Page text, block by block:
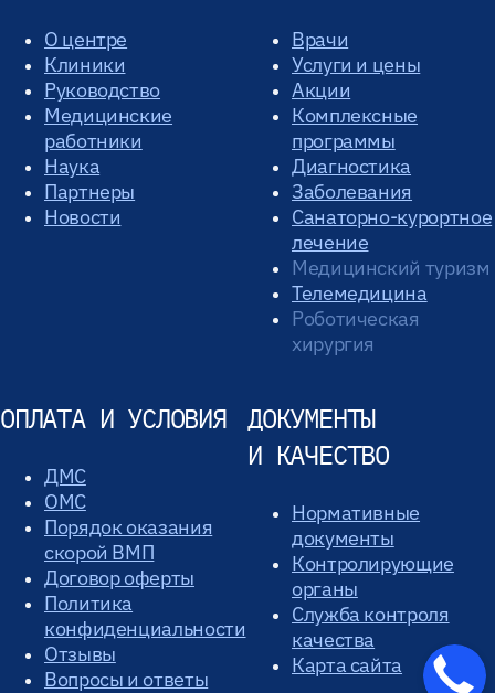
О центре
Клиники
Руководство
Медицинские
работники
Наука
Партнеры
Новости
Врачи
Услуги и цены
Акции
Комплексные
программы
Диагностика
Заболевания
Санаторно-курортное
лечение
Медицинский туризм
Телемедицина
Роботическая
хирургия
ОПЛАТА И УСЛОВИЯ
ДМС
ОМС
Порядок оказания
скорой ВМП
Договор оферты
Политика
конфиденциальности
Отзывы
Вопросы и ответы
ДОКУМЕНТЫ
И КАЧЕСТВО
Нормативные
документы
Контролирующие
органы
Служба контроля
качества
Карта сайта